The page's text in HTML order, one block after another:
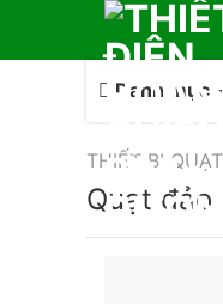
Danh mục
THIẾT BỊ QUẠT
Quạt đảo